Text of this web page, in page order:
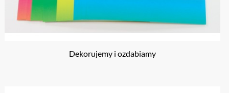
Dekorujemy i ozdabiamy